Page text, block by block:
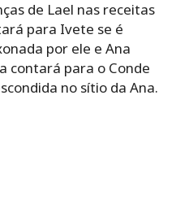
de Lael nas receitas
para Ivete se é
por ele e Ana
contará para o Conde
no sítio da Ana.